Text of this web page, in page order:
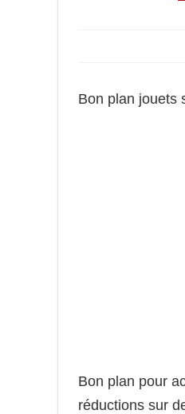
Bon plan jouets
Bon plan pour
réductions sur